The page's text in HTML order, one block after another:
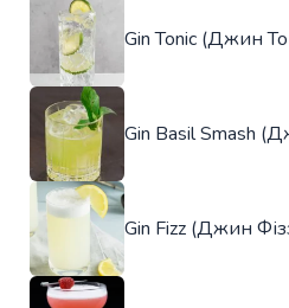
Gin Tonic (Джин
Gin Basil Smash
Gin Fizz (Джин